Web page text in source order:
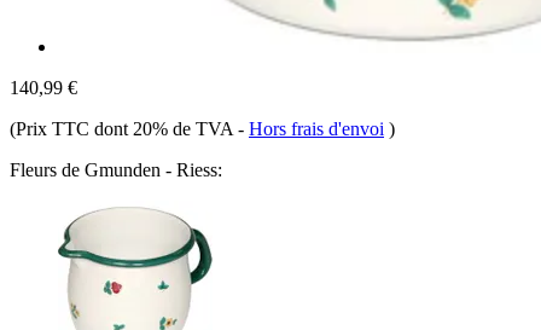
140,99 €
(Prix TTC dont 20% de TVA - Hors frais d'envoi )
Fleurs de Gmunden - Riess: